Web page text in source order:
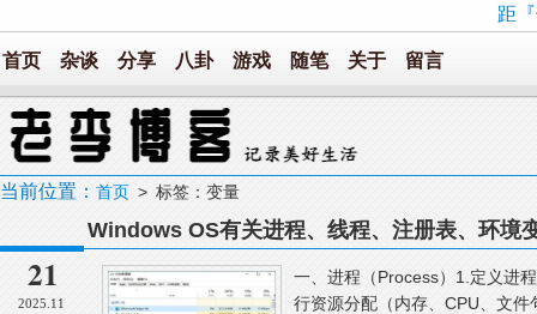
距
首页 杂谈 分享 八卦 游戏 随笔 关于 留言
当前位置： 首页 > 标签：变量
21
2025.11
Windows OS有关进程、线程、注册表、环境
一、进程（Process）1.定义进
行资源分配（内存、CPU、文